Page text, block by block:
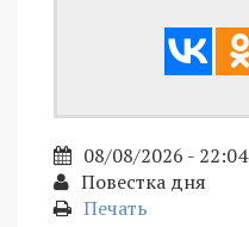
08/08/2026 - 22:04
Повестка дня
Печать